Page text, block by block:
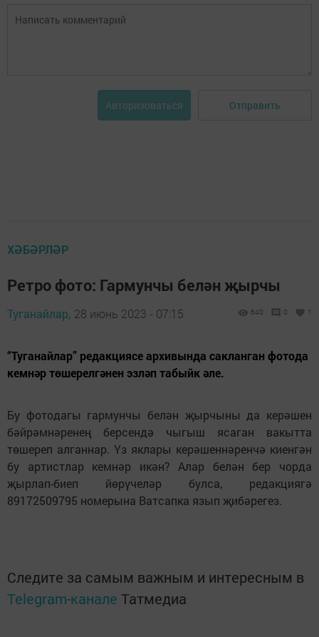
Авторизоваться Отправить
ХӘБӘРЛӘР
Ретро фото: Гармунчы белән җырчы
Туганайлар, 28 июнь 2023 - 07:15 640 0 1
“Туганайлар” редакциясе архивында сакланган фотода
кемнәр төшерелгәнен эзләп табыйк әле.
Бу фотодагы гармунчы белән җырчыны да керәшен
бәйрәмнәренең берсендә чыгыш ясаган вакытта
төшереп алганнар. Үз яклары керәшеннәренчә киенгән
бу артистлар кемнәр икән? Алар белән бер чорда
җырлап-биеп йөрүчеләр булса, редакциягә
89172509795 номерына Ватсапка язып җибәрегез.
Следите за самым важным и интересным в
Telegram-канале Татмедиа